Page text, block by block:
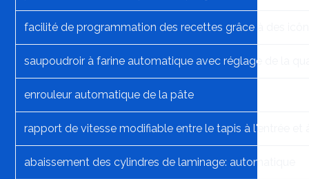
facilité de programmation des recettes grâce à des
saupoudroir à farine automatique avec réglage de la
enrouleur automatique de la pâte
rapport de vitesse modifiable entre le tapis à l'entrée et
abaissement des cylindres de laminage: automatique